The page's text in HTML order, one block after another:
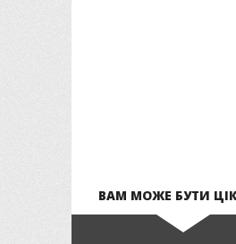
ВАМ МОЖЕ БУТИ